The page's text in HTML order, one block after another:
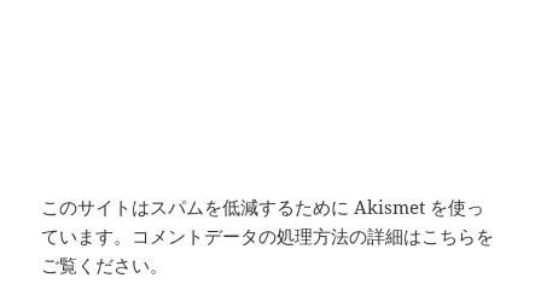
このサイトはスパムを低減するために Akismet を使っ
ています。 コメントデータの処理方法の詳細はこちらを
ご覧ください。